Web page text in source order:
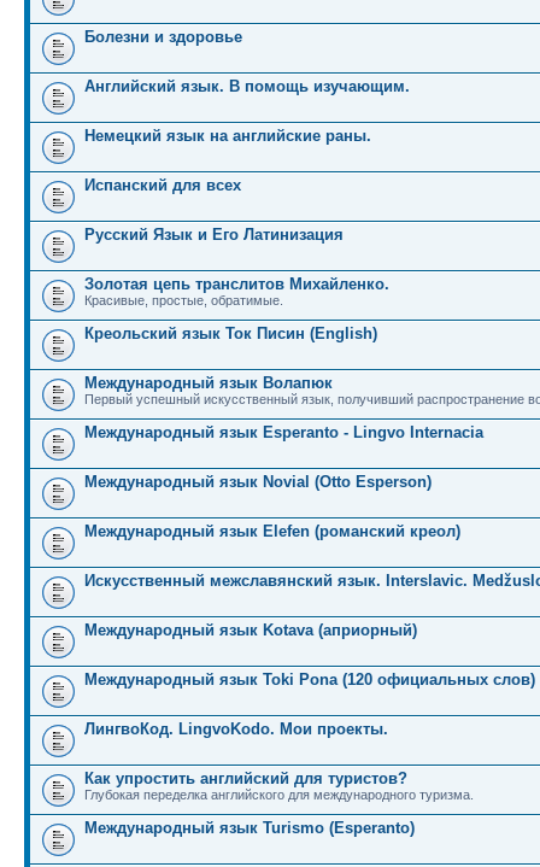
Болезни и здоровье
Английский язык. В помощь изучающим.
Немецкий язык на английские раны.
Испанский для всех
Русский Язык и Его Латинизация
Золотая цепь транслитов Михайленко.
Красивые, простые, обратимые.
Креольский язык Ток Писин (English)
Международный язык Волапюк
Первый успешный искусственный язык, получивший распространение
Международный язык Esperanto - Lingvo Internacia
Международный язык Novial (Otto Esperson)
Международный язык Elefen (романский креол)
Искусственный межславянский язык. Interslavic.
Международный язык Kotava (априорный)
Международный язык Toki Pona (120 официальных слов)
ЛингвоКод. LingvoKodo. Мои проекты.
Как упростить английский для туристов?
Глубокая переделка английского для международного туризма.
Международный язык Turismo (Esperanto)